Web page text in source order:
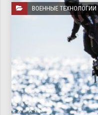
ВОЕННЫЕ ТЕХНОЛОГИИ